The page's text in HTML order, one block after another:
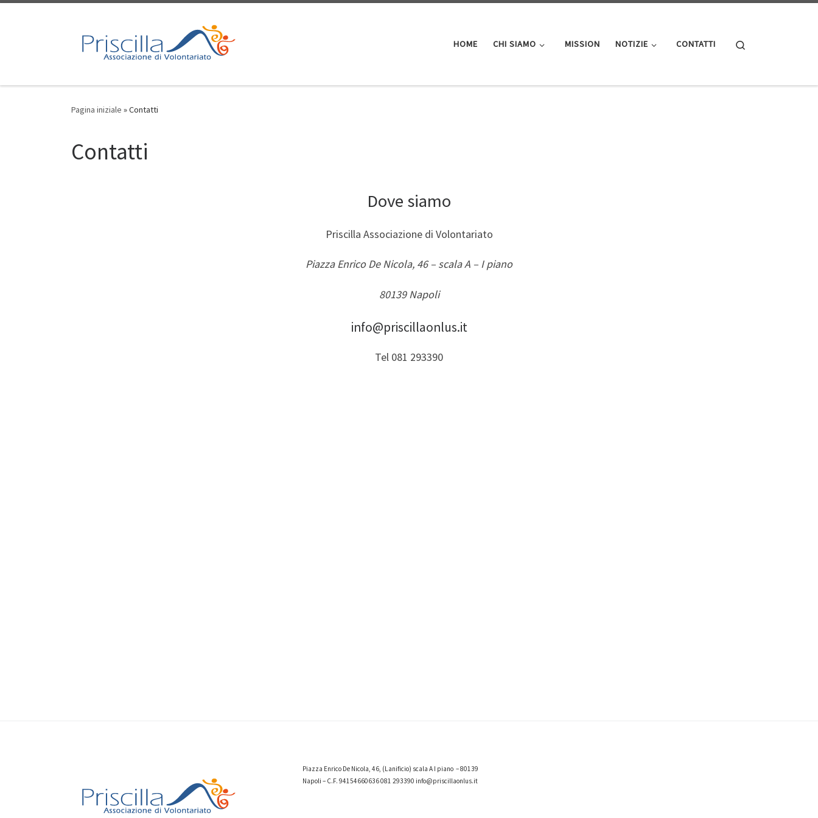
HOME CHI SIAMO MISSION NOTIZIE CONTATTI
Pagina iniziale »Contatti
Contatti
Dove siamo
Priscilla Associazione di Volontariato
Piazza Enrico De Nicola, 46 – scala A – I piano
80139 Napoli
info@priscillaonlus.it
Tel 081 293390
Piazza Enrico De Nicola, 46, (Lanificio) scala A I piano – 80139
Napoli – C.F. 94154660636081 293390 info@priscillaonlus.it